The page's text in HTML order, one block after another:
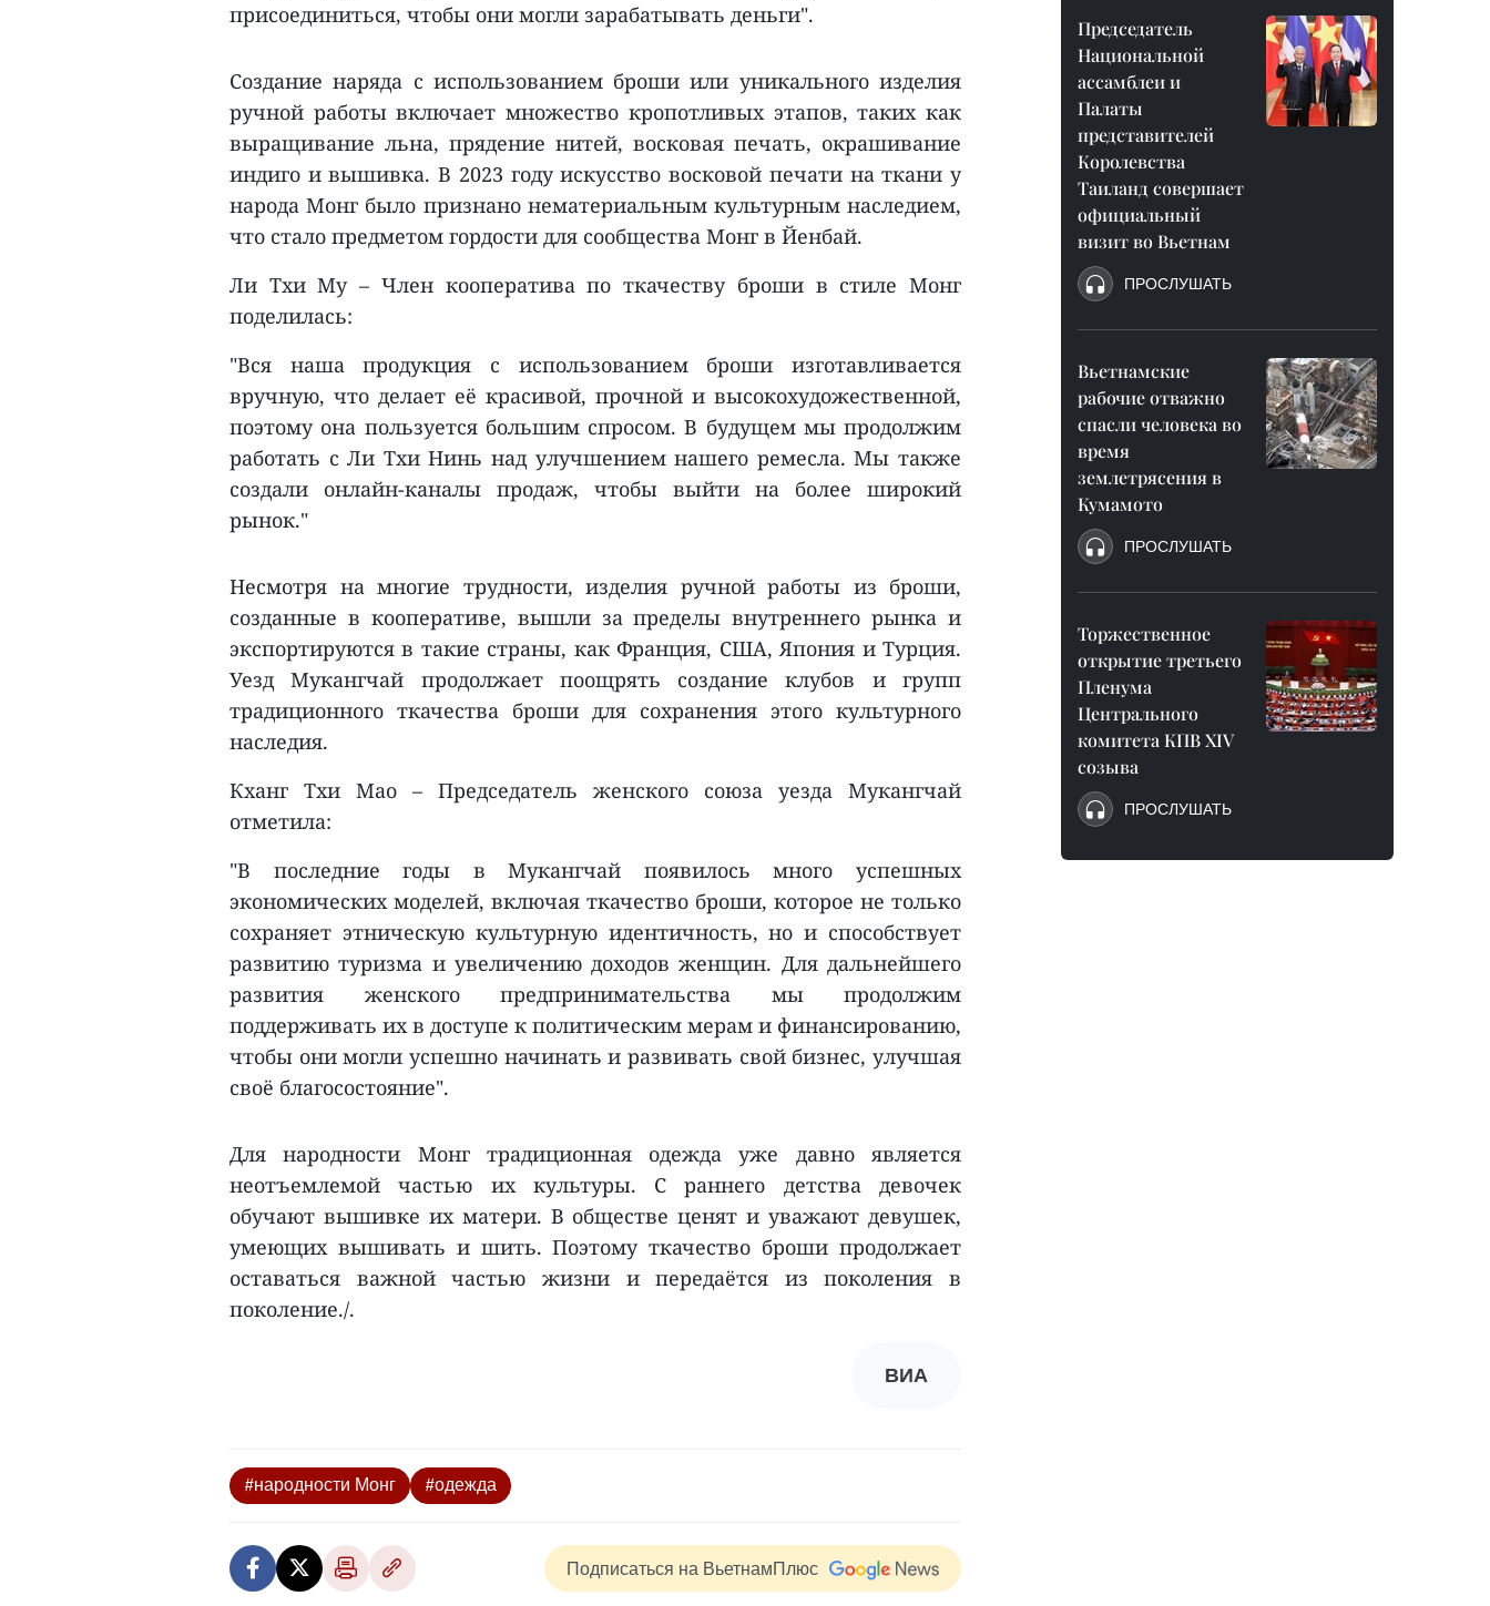
присоединиться, чтобы они могли зарабатывать деньги".
Создание наряда с использованием броши или уникального изделия
ручной работы включает множество кропотливых этапов, таких как
выращивание льна, прядение нитей, восковая печать, окрашивание
индиго и вышивка. В 2023 году искусство восковой печати на ткани у
народа Монг было признано нематериальным культурным наследием,
что стало предметом гордости для сообщества Монг в Йенбай.
Ли Тхи Му – Член кооператива по ткачеству броши в стиле Монг
поделилась:
"Вся наша продукция с использованием броши изготавливается
вручную, что делает её красивой, прочной и высокохудожественной,
поэтому она пользуется большим спросом. В будущем мы продолжим
работать с Ли Тхи Нинь над улучшением нашего ремесла. Мы также
создали онлайн-каналы продаж, чтобы выйти на более широкий
рынок."
Несмотря на многие трудности, изделия ручной работы из броши,
созданные в кооперативе, вышли за пределы внутреннего рынка и
экспортируются в такие страны, как Франция, США, Япония и Турция.
Уезд Мукангчай продолжает поощрять создание клубов и групп
традиционного ткачества броши для сохранения этого культурного
наследия.
Кханг Тхи Мао – Председатель женского союза уезда Мукангчай
отметила:
"В последние годы в Мукангчай появилось много успешных
экономических моделей, включая ткачество броши, которое не только
сохраняет этническую культурную идентичность, но и способствует
развитию туризма и увеличению доходов женщин. Для дальнейшего
развития женского предпринимательства мы продолжим
поддерживать их в доступе к политическим мерам и финансированию,
чтобы они могли успешно начинать и развивать свой бизнес, улучшая
своё благосостояние".
Для народности Монг традиционная одежда уже давно является
неотъемлемой частью их культуры. С раннего детства девочек
обучают вышивке их матери. В обществе ценят и уважают девушек,
умеющих вышивать и шить. Поэтому ткачество броши продолжает
оставаться важной частью жизни и передаётся из поколения в
поколение./.
ВИА
#народности Монг #одежда
Подписаться на ВьетнамПлюс
Председатель
Национальной
ассамблеи и
Палаты
представителей
Королевства
Таиланд совершает
официальный
визит во Вьетнам
ПРОСЛУШАТЬ
Вьетнамские
рабочие отважно
спасли человека во
время
землетрясения в
Кумамото
ПРОСЛУШАТЬ
Торжественное
открытие третьего
Пленума
Центрального
комитета КПВ XIV
созыва
ПРОСЛУШАТЬ